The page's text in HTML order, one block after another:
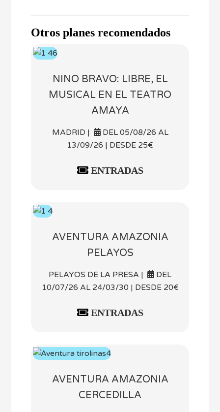
Otros planes recomendados
NINO BRAVO: LIBRE, EL
MUSICAL EN EL TEATRO
AMAYA
MADRID |
DEL 05/08/26 AL
13/09/26 | DESDE 25€
ENTRADAS
AVENTURA AMAZONIA
PELAYOS
PELAYOS DE LA PRESA |
DEL
10/07/26 AL 24/03/30 | DESDE 20€
ENTRADAS
AVENTURA AMAZONIA
CERCEDILLA